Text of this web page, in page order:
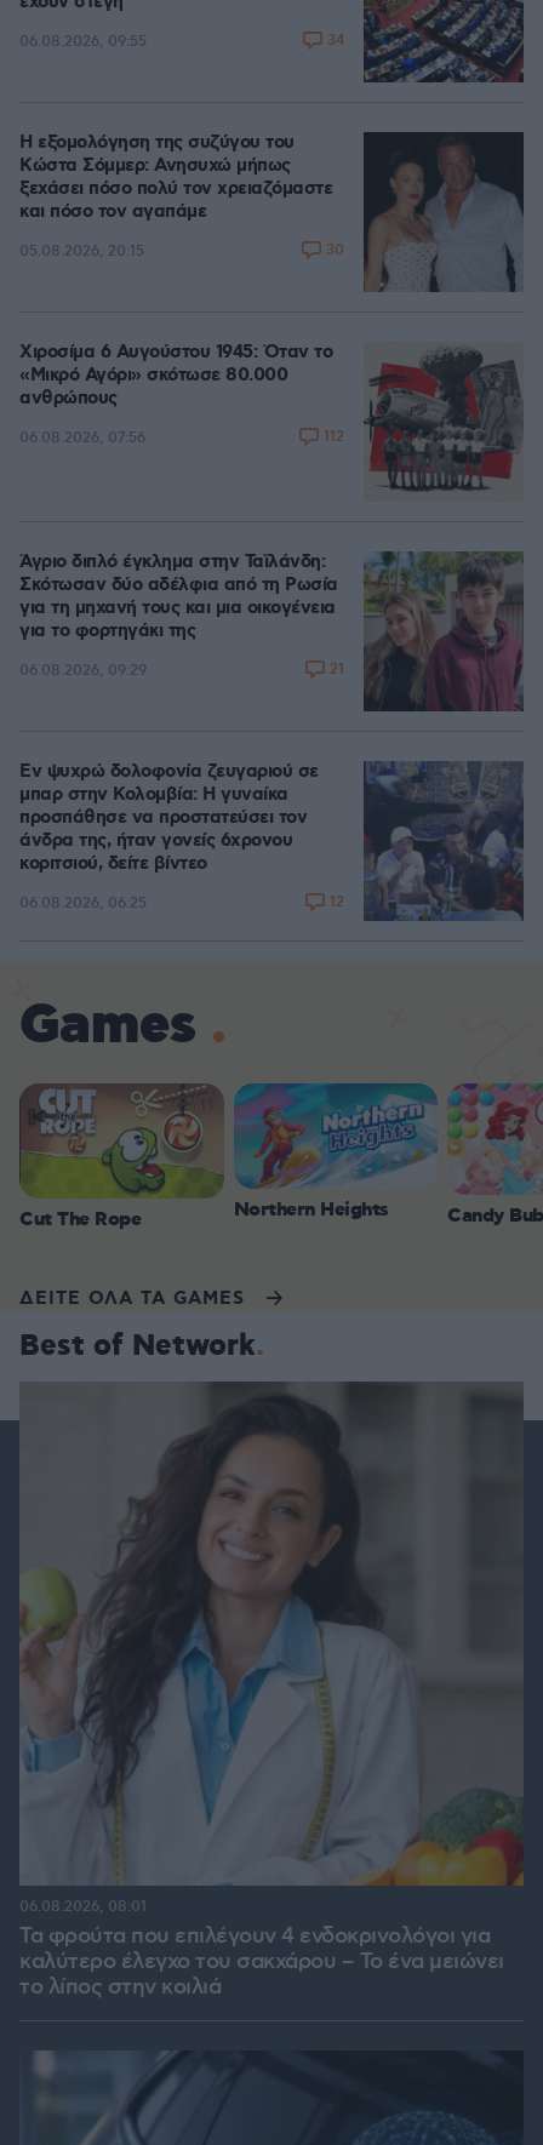
06.08.2026, 09:55 34
Η εξομολόγηση της συζύγου του
Κώστα Σόμμερ: Ανησυχώ μήπως
ξεχάσει πόσο πολύ τον χρειαζόμαστε
και πόσο τον αγαπάμε
05.08.2026, 20:15 30
Χιροσίμα 6 Αυγούστου 1945: Όταν το
«Μικρό Αγόρι» σκότωσε 80.000
ανθρώπους
06.08.2026, 07:56 112
Άγριο διπλό έγκλημα στην Ταϊλάνδη:
Σκότωσαν δύο αδέλφια από τη Ρωσία
για τη μηχανή τους και μια οικογένεια
για το φορτηγάκι της
06.08.2026, 09:29 21
Εν ψυχρώ δολοφονία ζευγαριού σε
μπαρ στην Κολομβία: Η γυναίκα
προσπάθησε να προστατεύσει τον
άνδρα της, ήταν γονείς 6χρονου
κοριτσιού, δείτε βίντεο
06.08.2026, 06:25 12
Games
Cut The Rope Northern Heights Candy
ΔΕΙΤΕ ΟΛΑ ΤΑ GAMES
Best of Network
Τα φρούτα που επιλέγουν 4 ενδοκρινολόγοι για
καλύτερο έλεγχο του σακχάρου – Το ένα μειώνει
το λίπος στην κοιλιά
06.08.2026, 08:01